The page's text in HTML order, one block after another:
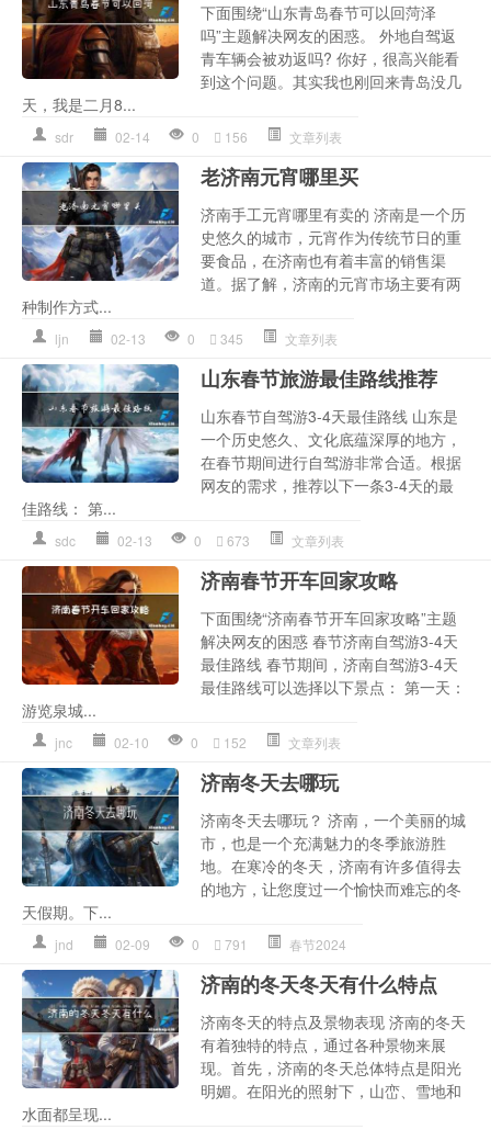
下面围绕“山东青岛春节可以回菏泽
吗”主题解决网友的困惑。 外地自驾返
青车辆会被劝返吗? 你好，很高兴能看
到这个问题。其实我也刚回来青岛没几
天，我是二月8...
sdr 02-14 0 156 文章列表
老济南元宵哪里买
济南手工元宵哪里有卖的 济南是一个历
史悠久的城市，元宵作为传统节日的重
要食品，在济南也有着丰富的销售渠
道。据了解，济南的元宵市场主要有两
种制作方式...
ljn 02-13 0 345 文章列表
山东春节旅游最佳路线推荐
山东春节自驾游3-4天最佳路线 山东是
一个历史悠久、文化底蕴深厚的地方，
在春节期间进行自驾游非常合适。根据
网友的需求，推荐以下一条3-4天的最
佳路线： 第...
sdc 02-13 0 673 文章列表
济南春节开车回家攻略
下面围绕“济南春节开车回家攻略”主题
解决网友的困惑 春节济南自驾游3-4天
最佳路线 春节期间，济南自驾游3-4天
最佳路线可以选择以下景点： 第一天：
游览泉城...
jnc 02-10 0 152 文章列表
济南冬天去哪玩
济南冬天去哪玩？ 济南，一个美丽的城
市，也是一个充满魅力的冬季旅游胜
地。在寒冷的冬天，济南有许多值得去
的地方，让您度过一个愉快而难忘的冬
天假期。下...
jnd 02-09 0 791 春节2024
济南的冬天冬天有什么特点
济南冬天的特点及景物表现 济南的冬天
有着独特的特点，通过各种景物来展
现。首先，济南的冬天总体特点是阳光
明媚。在阳光的照射下，山峦、雪地和
水面都呈现...